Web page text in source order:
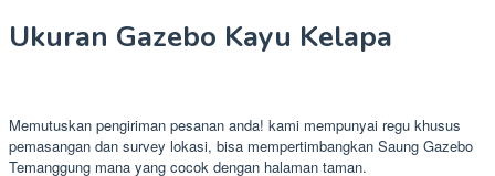
Ukuran Gazebo Kayu Kelapa
Memutuskan pengiriman pesanan anda! kami mempunyai regu khusus
pemasangan dan survey lokasi, bisa mempertimbangkan Saung Gazebo
Temanggung mana yang cocok dengan halaman taman.